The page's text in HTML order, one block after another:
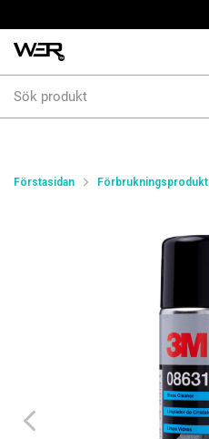
produkt
Förstasidan